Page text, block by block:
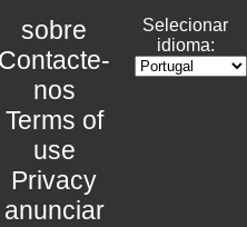
sobre
nos
Terms of
use
Privacy
anunciar
Selecionar
idioma: